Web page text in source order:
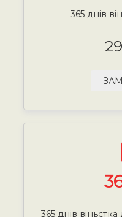
365 днів
365 днів